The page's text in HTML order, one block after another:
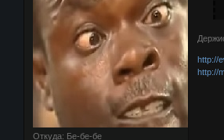
Откуда: Бе-бе-бе
http://
http://